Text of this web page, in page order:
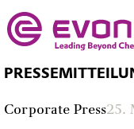
Corporate Press25.